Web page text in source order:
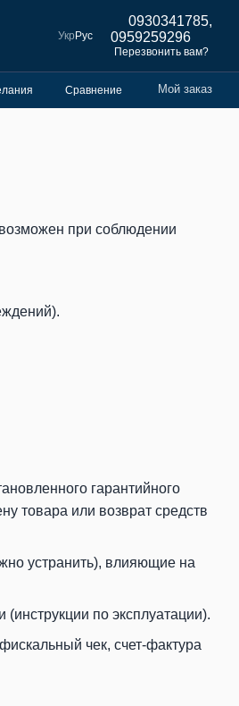
Укр Рус
0930341785,
0959259296
Перезвонить вам?
Сравнение Мой заказ
при соблюдении
гарантийного
товара или возврат средств
устранить), влияющие на
по эксплуатации).
чек, счет-фактура